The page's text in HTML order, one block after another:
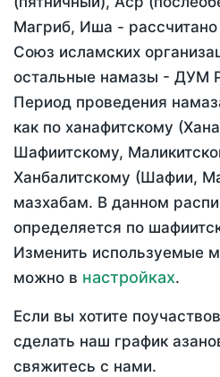
Магриб, Иша -
Союз исламских
остальные намазы - ДУМ
Период проведения
как по ханафитскому
Шафиитскому,
Ханбалитскому (Шафии,
мазхабам. В данном
определяется по
Изменить используемые
можно в настройках.
Если вы хотите
сделать наш график
свяжитесь с нами.